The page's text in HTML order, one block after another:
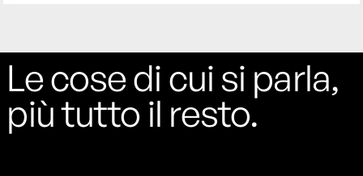
Le cose di cui si parla,
più tutto il resto.